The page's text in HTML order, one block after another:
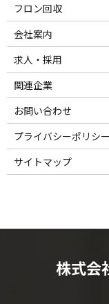
フロン回収
会社案内
求人・採用
関連企業
お問い合わせ
プライバシーポリシー
サイトマップ
株式会